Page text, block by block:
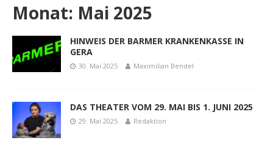
Monat: Mai 2025
HINWEIS DER BARMER KRANKENKASSE IN
GERA
30. Mai 2025 Maximilian Bendel
DAS THEATER VOM 29. MAI BIS 1. JUNI 2025
29. Mai 2025 Redaktion